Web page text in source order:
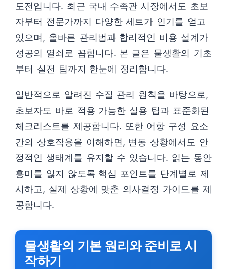
도전입니다. 최근 국내 수족관 시장에서도 초보
자부터 전문가까지 다양한 세트가 인기를 얻고
있으며, 올바른 관리법과 합리적인 비용 설계가
성공의 열쇠로 꼽힙니다. 본 글은 물생활의 기초
부터 실전 팁까지 한눈에 정리합니다.
일반적으로 알려진 수질 관리 원칙을 바탕으로,
초보자도 바로 적용 가능한 실용 팁과 표준화된
체크리스트를 제공합니다. 또한 어항 구성 요소
간의 상호작용을 이해하면, 변동 상황에서도 안
정적인 생태계를 유지할 수 있습니다. 읽는 동안
흥미를 잃지 않도록 핵심 포인트를 단계별로 제
시하고, 실제 상황에 맞춘 의사결정 가이드를 제
공합니다.
물생활의 기본 원리와 준비로 시
작하기